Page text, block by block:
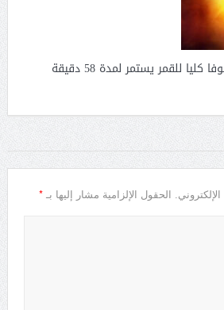
للقمر يستمر لمدة 58 دقيقة
الحقول الإلزامية مشار إليها بـ *